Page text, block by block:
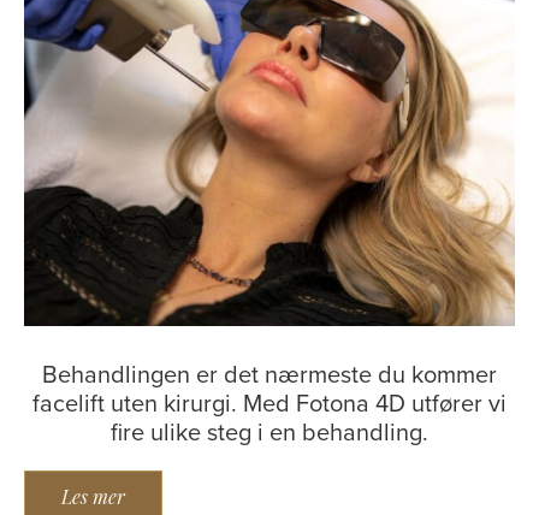
Behandlingen er det nærmeste du kommer
facelift uten kirurgi. Med Fotona 4D utfører vi
fire ulike steg i en behandling.
Les mer